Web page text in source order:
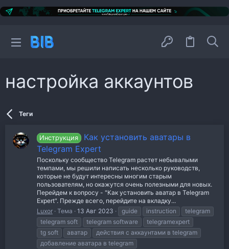
настройка аккаунтов
Теги
Инструкция
Как установить аватары в
Telegram Expert
Поскольку сообщество Telegram растет небывалыми
темпами, мы решили написать несколько руководств,
которые не будут интересны многим старым
пользователям, но окажутся очень полезными для новых.
Перейдем к вопросу - "Как установить аватар в Telegram
Expert". Прежде всего, перейдите на вкладку...
Luxor Тема 13 Авг 2023 guide instruction
telegram
telegram soft
telegram software
telegramexpert
tg soft
аватар
действия с аккаунтами в telegram
добавление аватара в telegram